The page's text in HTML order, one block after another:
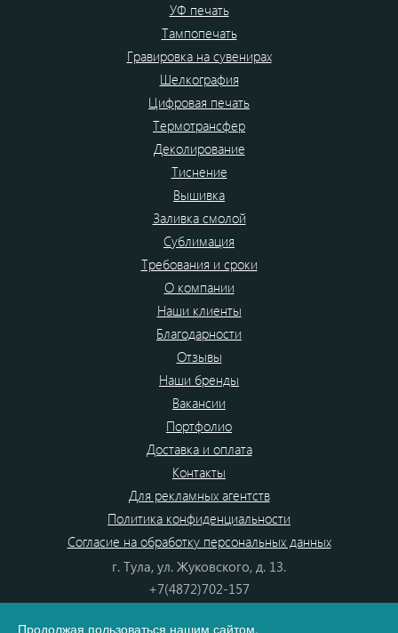
УФ печать
Тампопечать
Гравировка на сувенирах
Шелкография
Цифровая печать
Термотрансфер
Деколирование
Тиснение
Вышивка
Заливка смолой
Сублимация
Требования и сроки
О компании
Наши клиенты
Благодарности
Отзывы
Наши бренды
Вакансии
Портфолио
Доставка и оплата
Контакты
Для рекламных агентств
Политика конфиденциальности
Согласие на обработку персональных данных
г. Тула, ул. Жуковского, д. 13.
+7(4872)702-157
Продолжая пользоваться нашим сайтом,